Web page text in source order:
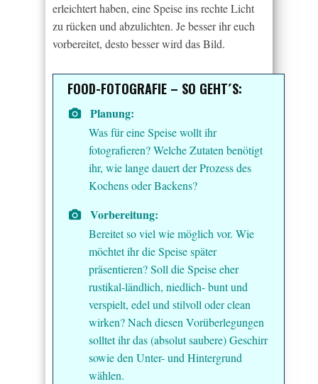
erleichtert haben, eine Speise ins rechte Licht
zu rücken und abzulichten. Je besser ihr euch
vorbereitet, desto besser wird das Bild.
FOOD-FOTOGRAFIE – SO GEHT´S:
Planung:
Was für eine Speise wollt ihr
fotografieren? Welche Zutaten benötigt
ihr, wie lange dauert der Prozess des
Kochens oder Backens?
Vorbereitung:
Bereitet so viel wie möglich vor. Wie
möchtet ihr die Speise später
präsentieren? Soll die Speise eher
rustikal-ländlich, niedlich- bunt und
verspielt, edel und stilvoll oder clean
wirken? Nach diesen Vorüberlegungen
solltet ihr das (absolut saubere) Geschirr
sowie den Unter- und Hintergrund
wählen.